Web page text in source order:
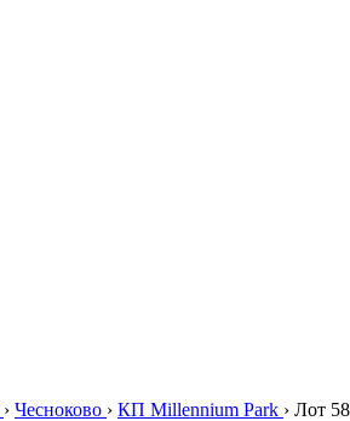
› Чесноково › КП Millennium Park › Лот